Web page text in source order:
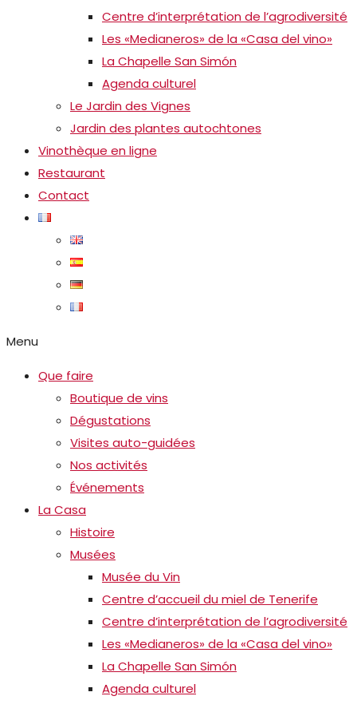
Centre d’interprétation de l’agrodiversité
Les «Medianeros» de la «Casa del vino»
La Chapelle San Simón
Agenda culturel
Le Jardin des Vignes
Jardin des plantes autochtones
Vinothèque en ligne
Restaurant
Contact
Menu
Que faire
Boutique de vins
Dégustations
Visites auto-guidées
Nos activités
Événements
La Casa
Histoire
Musées
Musée du Vin
Centre d’accueil du miel de Tenerife
Centre d’interprétation de l’agrodiversité
Les «Medianeros» de la «Casa del vino»
La Chapelle San Simón
Agenda culturel